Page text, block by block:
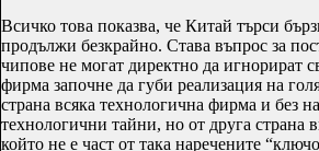
Всичко това показва, че Китай търси
продължи безкрайно. Става въпрос за
чипове не могат директно да игнорират
фирма започне да губи реализация на
страна всяка технологична фирма и без
технологични тайни, но от друга страна
който не е част от така наречените